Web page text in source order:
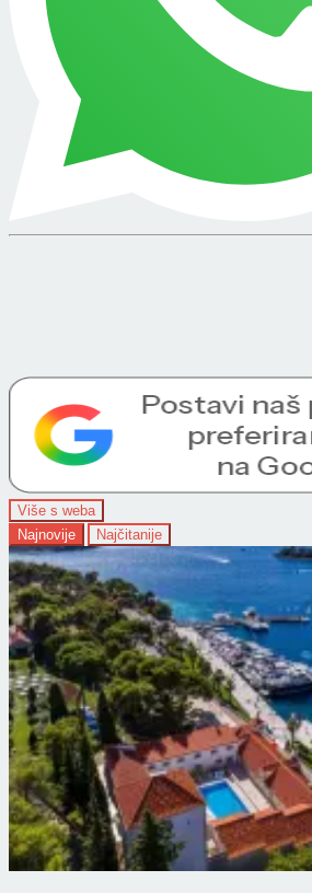
Više s weba
Najnovije
Najčitanije